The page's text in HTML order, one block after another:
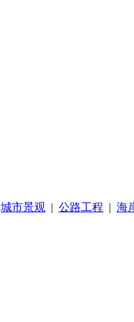
城市景观 | 公路工程 | 海